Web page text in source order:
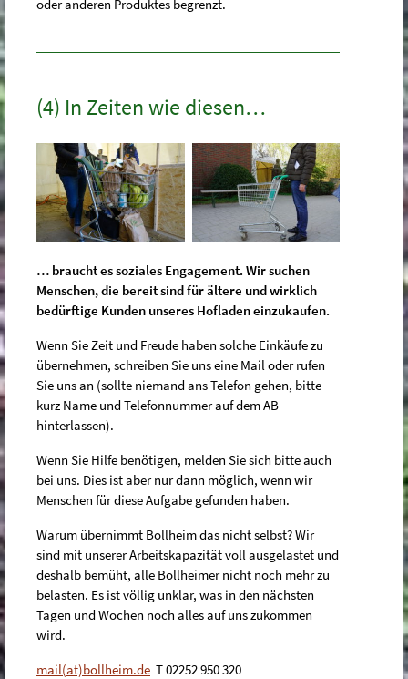
oder anderen Produktes begrenzt.
(4) In Zeiten wie diesen…
… braucht es soziales Engagement. Wir suchen
Menschen, die bereit sind für ältere und wirklich
bedürftige Kunden unseres Hofladen einzukaufen.
Wenn Sie Zeit und Freude haben solche Einkäufe zu
übernehmen, schreiben Sie uns eine Mail oder rufen
Sie uns an (sollte niemand ans Telefon gehen, bitte
kurz Name und Telefonnummer auf dem AB
hinterlassen).
Wenn Sie Hilfe benötigen, melden Sie sich bitte auch
bei uns. Dies ist aber nur dann möglich, wenn wir
Menschen für diese Aufgabe gefunden haben.
Warum übernimmt Bollheim das nicht selbst? Wir
sind mit unserer Arbeitskapazität voll ausgelastet und
deshalb bemüht, alle Bollheimer nicht noch mehr zu
belasten. Es ist völlig unklar, was in den nächsten
Tagen und Wochen noch alles auf uns zukommen
wird.
mail(at)bollheim.de T 02252 950 320